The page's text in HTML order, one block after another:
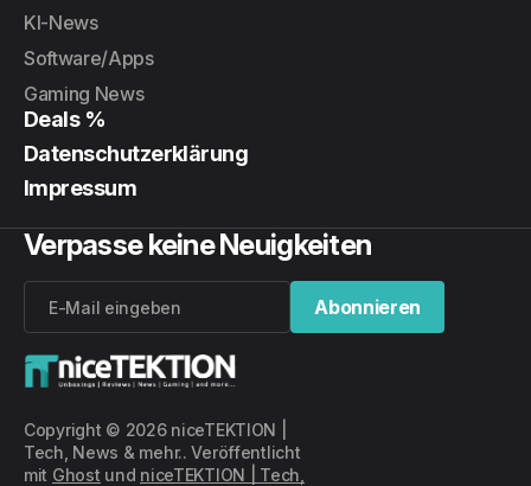
Copyright © 2026 niceTEKTION |
Tech, News & mehr.. Veröffentlicht
mit Ghost und niceTEKTION | Tech,
KI-News
Software/Apps
Gaming News
Deals %
Datenschutzerklärung
Impressum
Verpasse keine Neuigkeiten
Abonnieren
Abonnieren